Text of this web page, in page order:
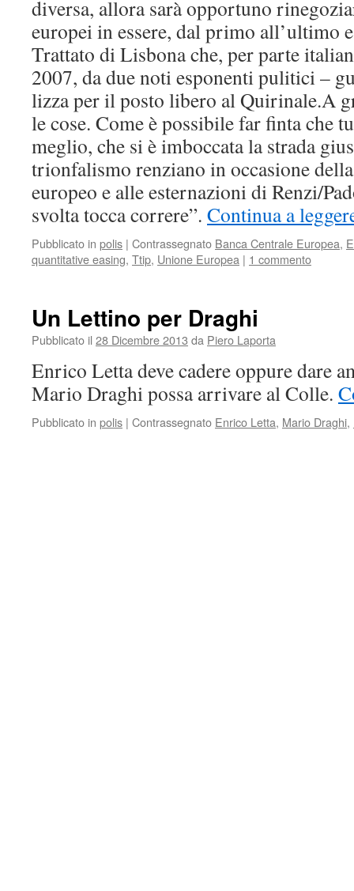
diversa, allora sarà opportuno
europei in essere, dal primo all’ultimo
Trattato di Lisbona che, per parte
2007, da due noti esponenti pulitici –
lizza per il posto libero al Quirinale.A
le cose. Come è possibile far finta che
meglio, che si è imboccata la strada
trionfalismo renziano in occasione
europeo e alle esternazioni di Renzi/
svolta tocca correre”. Continua a
Pubblicato in polis | Contrassegnato Banca Centrale Europea,
quantitative easing, Ttip, Unione Europea | 1 commento
Un Lettino per Draghi
Pubblicato il 28 Dicembre 2013 da Piero Laporta
Enrico Letta deve cadere oppure dare
Mario Draghi possa arrivare al Colle.
Pubblicato in polis | Contrassegnato Enrico Letta, Mario Draghi,